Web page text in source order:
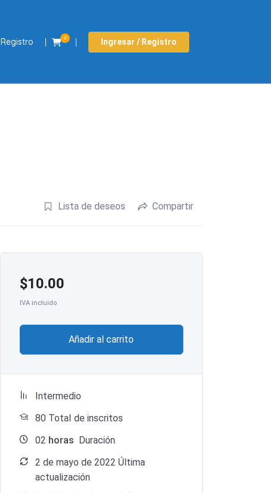
Registro 0 Ingresar / Registro
Lista de deseos Compartir
$10.00
IVA incluido
Añadir al carrito
Intermedio
80 TotaI de inscritos
02 horas
Duración
2 de mayo de 2022 Última
actualización